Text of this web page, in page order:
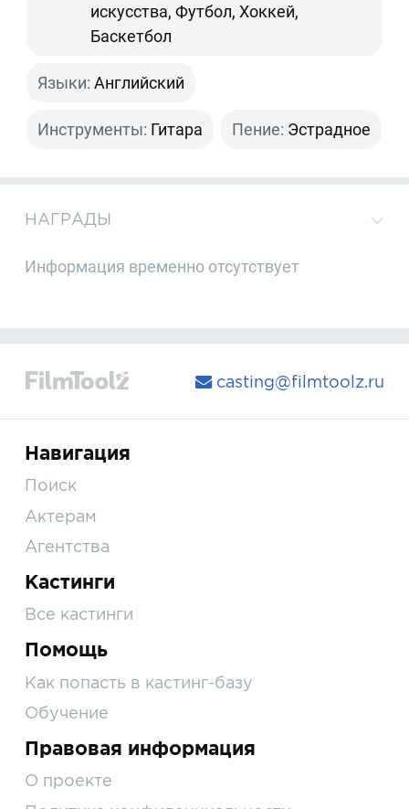
искусства, Футбол, Хоккей,
Баскетбол
Языки: Английский
Инструменты: Гитара Пение: Эстрадное
НАГРАДЫ
Информация временно отсутствует
casting@filmtoolz.ru
Навигация
Поиск
Актерам
Агентства
Кастинги
Все кастинги
Помощь
Как попасть в кастинг-базу
Обучение
Правовая информация
О проекте